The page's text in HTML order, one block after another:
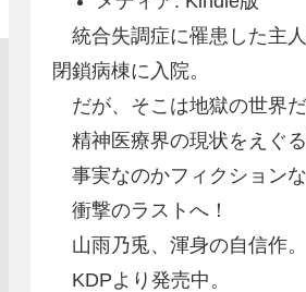
統合失調症に罹患した主
閉鎖病棟に入院。
だが、そこは地獄の世界だ
精神医療界の現状をえぐる
事実なのかフィクションな
衝撃のラストへ！
山雨乃兎、渾身の自信作。
KDPより発売中。